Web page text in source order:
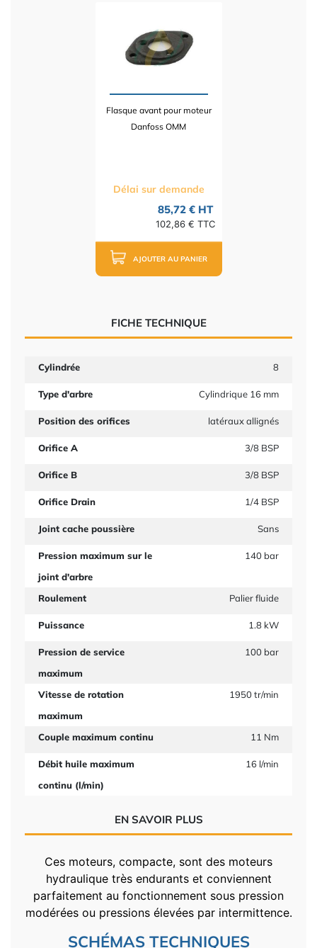
Flasque avant pour moteur
Danfoss OMM
Délai sur demande
85,72 € HT
102,86 € TTC
AJOUTER AU PANIER
FICHE TECHNIQUE
Cylindrée 8
Type d'arbre Cylindrique 16 mm
Position des orifices latéraux allignés
Orifice A 3/8 BSP
Orifice B 3/8 BSP
Orifice Drain 1/4 BSP
Joint cache poussière Sans
Pression maximum sur le
joint d'arbre
140 bar
Roulement Palier fluide
Puissance 1.8 kW
Pression de service
maximum
100 bar
Vitesse de rotation
maximum
1950 tr/min
Couple maximum continu 11 Nm
Débit huile maximum
continu (l/min)
16 l/min
EN SAVOIR PLUS
Ces moteurs, compacte, sont des moteurs
hydraulique très endurants et conviennent
parfaitement au fonctionnement sous pression
modérées ou pressions élevées par intermittence.
SCHÉMAS TECHNIQUES